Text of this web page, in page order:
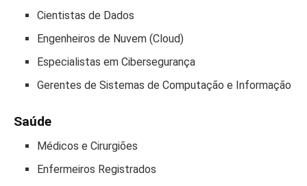
Cientistas de Dados
Engenheiros de Nuvem (Cloud)
Especialistas em Cibersegurança
Gerentes de Sistemas de Computação e Informação
Saúde
Médicos e Cirurgiões
Enfermeiros Registrados